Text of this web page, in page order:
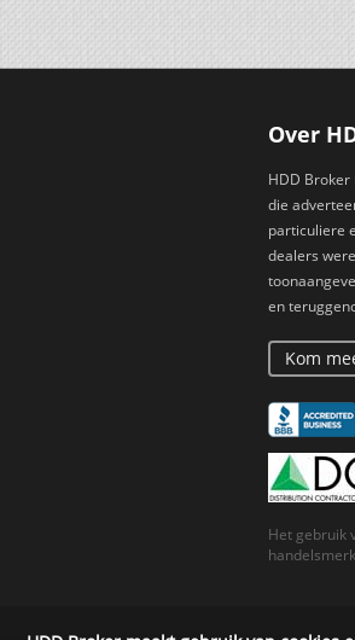
Over
HDD Broker
die
particuliere
dealers
en
Kom
Het gebruik